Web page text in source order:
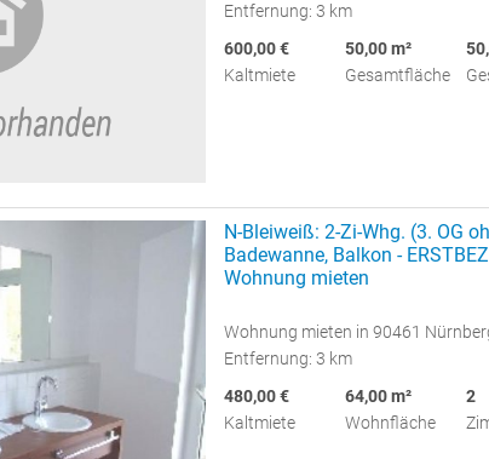
Entfernung: 3 km
600,00 €
Kaltmiete
50,00 m²
Gesamtfläche
N-Bleiweiß: 2-Zi-Whg. (3. OG
Badewanne, Balkon -
Wohnung mieten
Wohnung mieten in 90461
Entfernung: 3 km
480,00 €
Kaltmiete
64,00 m²
Wohnfläche
2